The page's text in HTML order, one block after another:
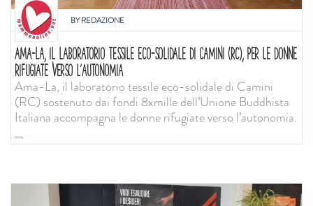
BYREDAZIONE
AMA-LA, IL LABORATORIO TESSILE ECO-SOLIDALE DI CAMINI (RC), PER LE DONNE
RIFUGIATE VERSO L’AUTONOMIA
Ama-La, il laboratorio tessile eco-solidale di Camini
(RC) sostenuto dai fondi 8xmille dell’Unione Buddhista
Italiana accompagna le donne rifugiate verso l’autonomia.
...